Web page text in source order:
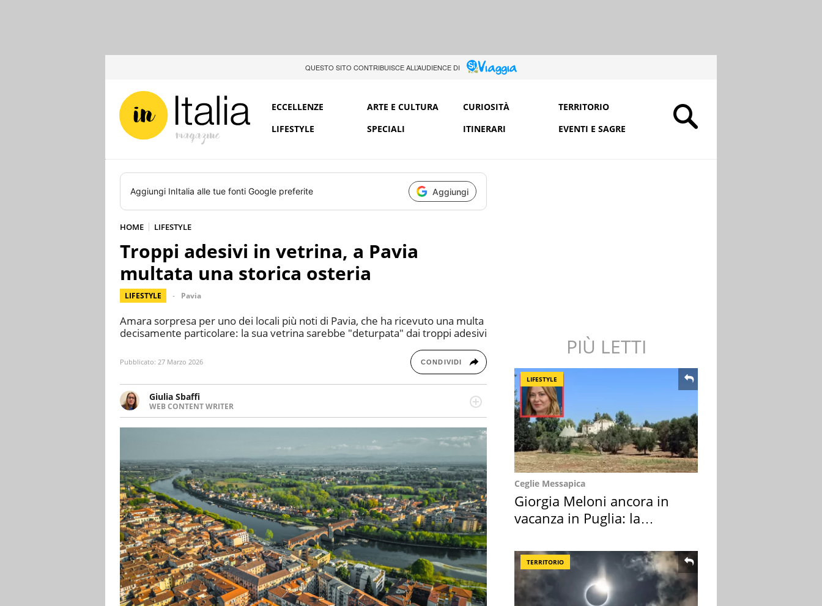
QUESTO SITO CONTRIBUISCE ALL’AUDIENCE DI
ECCELLENZE ARTE E CULTURA CURIOSITÀ
TERRITORIO
LIFESTYLE
SPECIALI ITINERARI EVENTI E SAGRE
Aggiungi InItalia alle tue fonti Google preferite Aggiungi
HOME LIFESTYLE
Troppi adesivi in vetrina, a Pavia
multata una storica osteria
LIFESTYLE Pavia
Amara sorpresa per uno dei locali più noti di Pavia, che ha ricevuto una multa
decisamente particolare: la sua vetrina sarebbe "deturpata" dai troppi adesivi
Pubblicato: 27 Marzo 2026 CONDIVIDI
Giulia Sbaffi
WEB CONTENT WRITER
Web content writer appassionata di belle storie e di viaggi, scrive da quando ne
ha memoria. Curiosa per natura, le piace tenersi informata su ciò che accade
PIÙ LETTI
LIFESTYLE
Ceglie Messapica
Giorgia Meloni ancora in
vacanza in Puglia: la
TERRITORIO